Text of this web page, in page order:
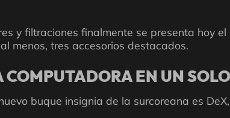
y filtraciones finalmente se presenta hoy
menos, tres accesorios destacados.
COMPUTADORA EN UN
buque insignia de la surcoreana es